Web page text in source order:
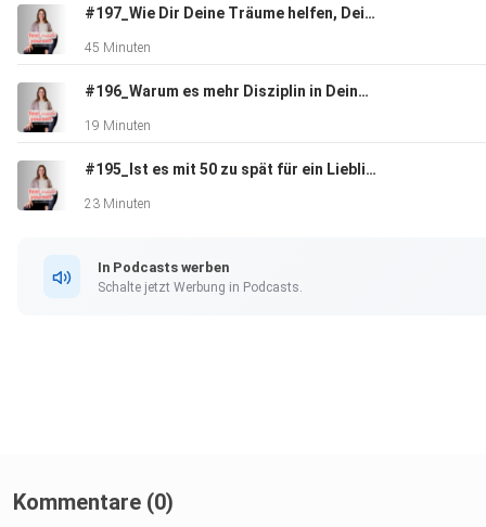
Wie schnell eine Veränderung durch Hypnose stattfinden kann.
Ob Hypnose bei jedem Menschen funktioniert.
Was Ausschlussfaktoren sind, wann Hypnose also nicht
werden sollte.
Leandra Haupt ist Model, Podcasthost und Hypnose-Coach.
#197_Wie Dir Deine Träume helfen, Dein Traumleben zu manifestieren- Interview mit Marion Richter-Köppen
45 Minuten
#196_Warum es mehr Disziplin in Deinem Leben braucht
19 Minuten
#195_Ist es mit 50 zu spät für ein Lieblingsleben?
23 Minuten
In Podcasts werben
Schalte jetzt Werbung in Podcasts.
Kommentare (0)